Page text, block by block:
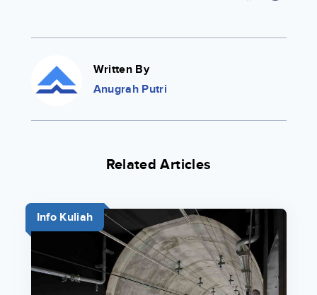
Written By
Anugrah Putri
Related Articles
Info Kuliah